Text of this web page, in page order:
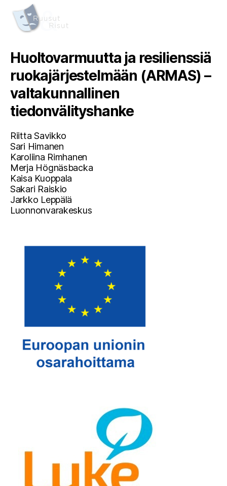
Huoltovarmuutta ja resilienssiä
ruokajärjestelmään (ARMAS) –
valtakunnallinen
tiedonvälityshanke
Riitta Savikko
Sari Himanen
Karoliina Rimhanen
Merja Högnäsbacka
Kaisa Kuoppala
Sakari Raiskio
Jarkko Leppälä
Luonnonvarakeskus